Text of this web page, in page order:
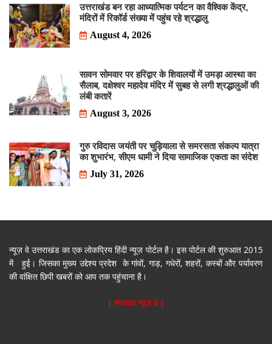
उत्तराखंड बन रहा आध्यात्मिक पर्यटन का वैश्विक केंद्र,
मंदिरों में रिकॉर्ड संख्या में पहुंच रहे श्रद्धालु
August 4, 2026
सावन सोमवार पर हरिद्वार के शिवालयों में उमड़ा आस्था का
सैलाब, दक्षेश्वर महादेव मंदिर में सुबह से लगी श्रद्धालुओं की
लंबी कतारें
August 3, 2026
गुरु रविदास जयंती पर चुड़ियाला से समरसता संकल्प यात्रा
का शुभारंभ, सीएम धामी ने दिया सामाजिक एकता का संदेश
July 31, 2026
न्यूज़ वे उत्तराखंड का एक लोकप्रिय हिंदी न्यूज़ पोर्टल है। इस पोर्टल की शुरुआत 2015
में हुई। जिसका मुख्य उद्देश्य प्रदेश के गांवों, गाड़, गधेरों, शहरों, कस्बों और पर्यावरण
की वांक्षित छिपी खबरों को आप तक पहुंचाना है।
[ संपादक न्यूज़ वे ]